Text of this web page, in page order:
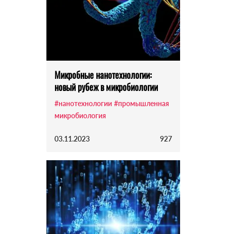
Микробные нанотехнологии:
новый рубеж в микробиологии
#нанотехнологии #промышленная
микробиология
03.11.2023 927